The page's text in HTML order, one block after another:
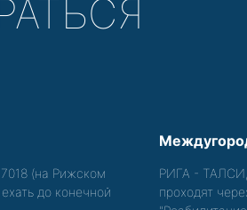
(на Рижском
до конечной
РИГА -
проходят